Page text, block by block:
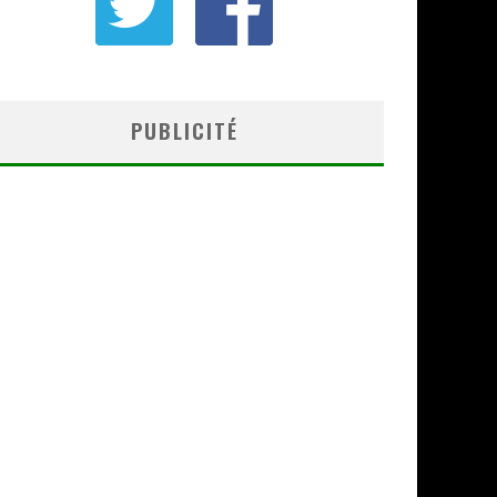
PUBLICITÉ